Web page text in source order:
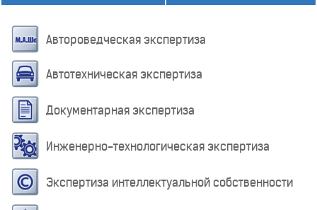
Автороведческая экспертиза
Автотехническая экспертиза
Документарная экспертиза
Инженерно-технологическая экспертиза
Экспертиза интеллектуальной собственности